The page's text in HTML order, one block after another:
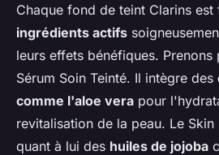
Chaque fond de teint Clarins
ingrédients actifs
leurs effets bénéfiques. Prenons
Sérum Soin Teinté. Il intègre des
comme l'aloe vera pour
revitalisation de la peau. Le
quant à lui des huiles de jojoba